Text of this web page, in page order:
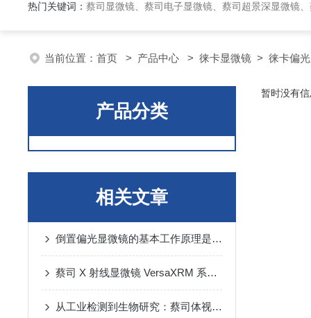
热门关键词： 蔡司显微镜、蔡司电子显微镜、蔡司超景深显微镜
当前位置： 首页 > 产品中心 > 徕卡显微镜 > 徕卡偏
产品分类
相关文章
倒置偏光显微镜的基本工作原理是什么？
蔡司 X 射线显微镜 VersaXRM 系列的应用领域主要包括哪些方面？
从工业检测到生物研究：蔡司体视显微镜的全场景应用指南
暂时没有